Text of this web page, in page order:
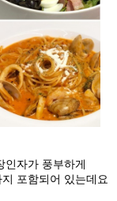
인자가 풍부하게
포함되어 있는데요